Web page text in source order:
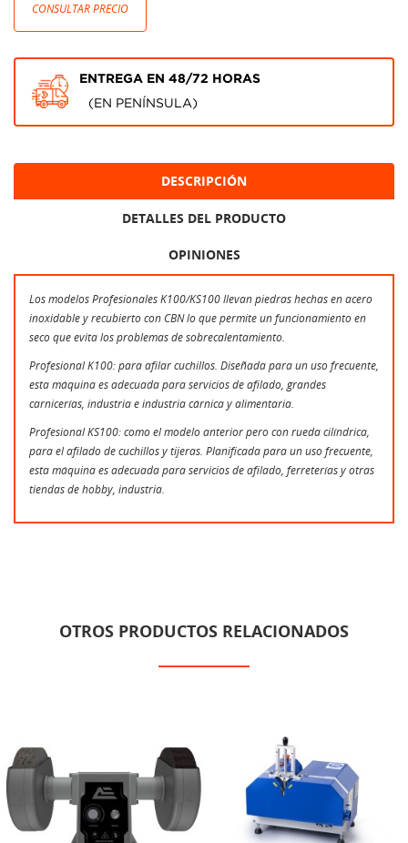
CONSULTAR PRECIO
ENTREGA EN 48/72 HORAS
(EN PENÍNSULA)
DESCRIPCIÓN
DETALLES DEL PRODUCTO
OPINIONES
Los modelos Profesionales K100/KS100 llevan piedras hechas en acero
inoxidable y recubierto con CBN lo que permite un funcionamiento en
seco que evita los problemas de sobrecalentamiento.
Profesional K100: para afilar cuchillos. Diseñada para un uso frecuente,
esta máquina es adecuada para servicios de afilado, grandes
carnicerías, industria e industria cárnica y alimentaria.
Profesional KS100: como el modelo anterior pero con rueda cilíndrica,
para el afilado de cuchillos y tijeras. Planificada para un uso frecuente,
esta máquina es adecuada para servicios de afilado, ferreterías y otras
tiendas de hobby, industria.
OTROS PRODUCTOS RELACIONADOS